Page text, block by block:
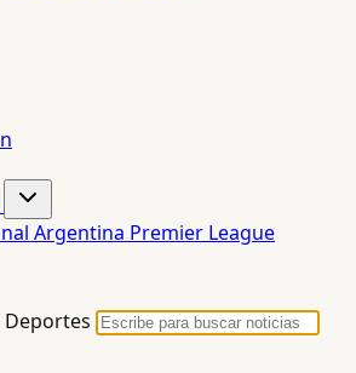
Argentina Premier League
Deportes